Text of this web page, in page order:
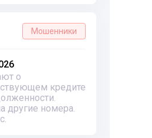
Мошенники
о
кредите
другие номера.